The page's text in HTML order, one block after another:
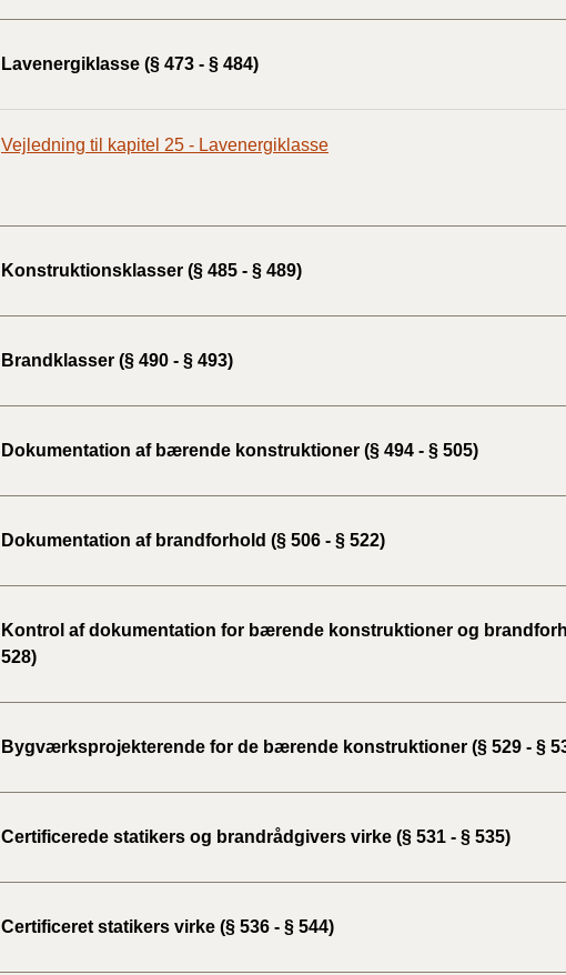
Lavenergiklasse (§ 473 - § 484)
Vejledning til kapitel 25 - Lavenergiklasse
Konstruktionsklasser (§ 485 - § 489)
Brandklasser (§ 490 - § 493)
Dokumentation af bærende konstruktioner (§ 494 - § 505)
Dokumentation af brandforhold (§ 506 - § 522)
Kontrol af dokumentation for bærende konstruktioner og
528)
Bygværksprojekterende for de bærende konstruktioner (§ 529 - §
Certificerede statikers og brandrådgivers virke (§ 531 - § 535)
Certificeret statikers virke (§ 536 - § 544)